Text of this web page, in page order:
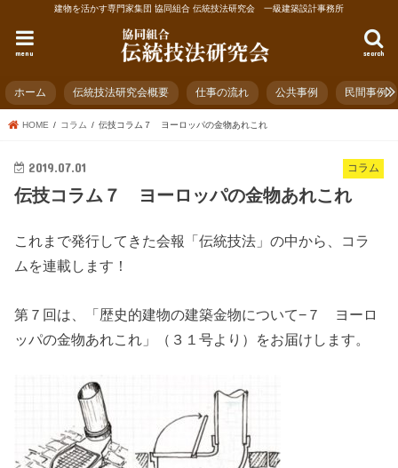
建物を活かす専門家集団 協同組合 伝統技法研究会 一級建築設計事務所
search
menu
ホーム 伝統技法研究会概要 仕事の流れ 公共事例 民間事例
HOME コラム 伝技コラム７ ヨーロッパの金物あれこれ
コラム
2019.07.01
伝技コラム７ ヨーロッパの金物あれこれ
これまで発行してきた会報「伝統技法」の中から、コラ
ムを連載します！
第７回は、「歴史的建物の建築金物について−７ ヨーロ
ッパの金物あれこれ」（３１号より）をお届けします。